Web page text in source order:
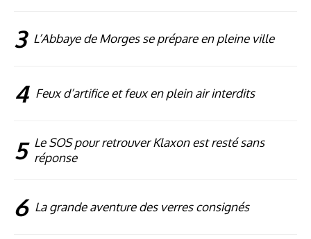
3 L’Abbaye de Morges se prépare en pleine ville
4 Feux d’artifice et feux en plein air interdits
5 Le SOS pour retrouver Klaxon est resté sans
réponse
6 La grande aventure des verres consignés